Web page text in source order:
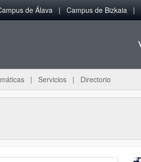
de Álava Campus de Bizkaia
Servicios Directorio